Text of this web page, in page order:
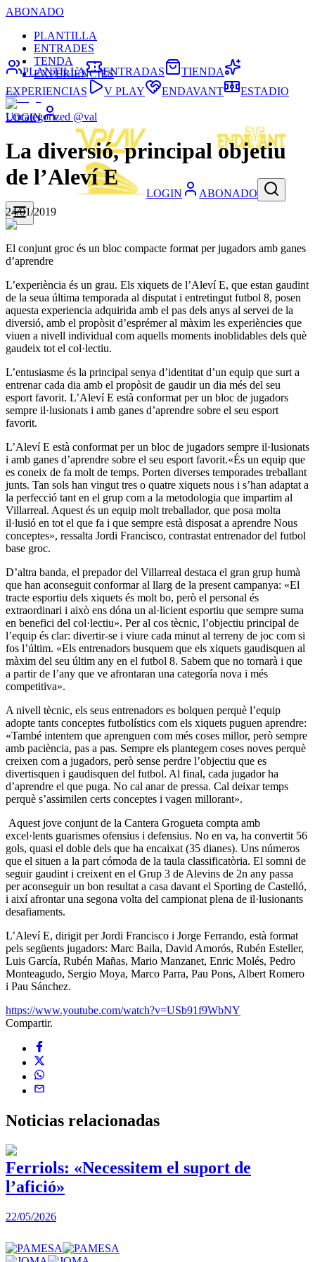
ABONADO
PLANTILLA
ENTRADES
TENDA
EXPERIÈNCIES
LOGIN
LOGIN ABONADO
PLANTILLA ENTRADAS
TIENDA
EXPERIENCIAS
V PLAY ENDAVANT ESTADIO
Uncategorized @val
La diversió, principal objetiu
de l’Aleví E
24/01/2019
El conjunt groc és un bloc compacte format per jugadors amb ganes
d’aprendre
L’experiència és un grau. Els xiquets de l’Aleví E, que estan gaudint
de la seua última temporada al disputat i entretingut futbol 8, posen
aquesta experiencia adquirida amb el pas dels anys al servei de la
diversió, amb el propòsit d’esprémer al màxim les experiències que
viuen a nivell individual com aquells moments inoblidables dels què
gaudeix tot el col·lectiu.
L’entusiasme és la principal senya d’identitat d’un equip que surt a
entrenar cada dia amb el propòsit de gaudir un dia més del seu
esport favorit. L’Aleví E està conformat per un bloc de jugadors
sempre il·lusionats i amb ganes d’aprendre sobre el seu esport
favorit.
L’Aleví E està conformat per un bloc de jugadors sempre il·lusionats
i amb ganes d’aprendre sobre el seu esport favorit.«És un equip que
es coneix de fa molt de temps. Porten diverses temporades treballant
junts. Tan sols han vingut tres o quatre xiquets nous i s’han adaptat a
la perfecció tant en el grup com a la metodologia que impartim al
Villarreal. Aquest és un equip molt treballador, que posa molta
il·lusió en tot el que fa i que sempre està disposat a aprendre Nous
conceptes», ressalta Jordi Francisco, contrastat entrenador del futbol
base groc.
D’altra banda, el prepador del Villarreal destaca el gran grup humà
que han aconseguit conformar al llarg de la present campanya: «El
tracte esportiu dels xiquets és molt bo, però el personal és
extraordinari i això ens dóna un al·licient esportiu que sempre suma
en benefici del col·lectiu». Per al cos tècnic, l’objectiu principal de
l’equip és clar: divertir-se i viure cada minut al terreny de joc com si
fos l’últim. «Els entrenadors busquem que els xiquets gaudisquen al
màxim del seu últim any en el futbol 8. Sabem que no tornarà i que
a partir de l’any que ve afrontaran una categoría nova i més
competitiva».
A nivell tècnic, els seus entrenadors es bolquen perquè l’equip
adopte tants conceptes futbolístics com els xiquets puguen aprendre:
«També intentem que aprenguen com més coses millor, però sempre
amb paciència, pas a pas. Sempre els plantegem coses noves perquè
creixen com a jugadors, però sense perdre l’objectiu que es
divertisquen i gaudisquen del futbol. Al final, cada jugador ha
d’aprendre el que puga. No cal anar de pressa. Cal deixar temps
perquè s’assimilen certs conceptes i vagen millorant».
Aquest jove conjunt de la Cantera Grogueta compta amb
excel·lents guarismes ofensius i defensius. No en va, ha convertit 56
gols, quasi el doble dels que ha encaixat (35 dianes). Uns números
que el situen a la part cómoda de la taula classificatòria. El somni de
seguir gaudint i creixent en el Grup 3 de Alevins de 2n any passa
per aconseguir un bon resultat a casa davant el Sporting de Castelló,
i així afrontar una segona volta del campionat plena de il·lusionants
desafiaments.
L’Aleví E, dirigit per Jordi Francisco i Jorge Ferrando, està format
pels següents jugadors: Marc Baila, David Amorós, Rubén Esteller,
Luis García, Rubén Mañas, Mario Manzanet, Enric Molés, Pedro
Monteagudo, Sergio Moya, Marco Parra, Pau Pons, Albert Romero
i Pau Sánchez.
https://www.youtube.com/watch?v=USb91f9WbNY
Compartir.
Noticias relacionadas
Ferriols: «Necessitem el suport de
l’afició»
22/05/2026